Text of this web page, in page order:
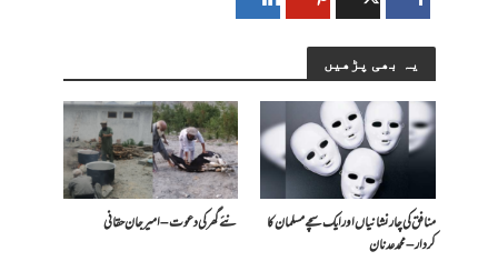
یہ بھی پڑھیں
منافق کی چار نشانیاں اور ایک سچے مسلمان کا
کردار – محمد عدنان
نئے گھر کی دعوت – امیرجان حقانی